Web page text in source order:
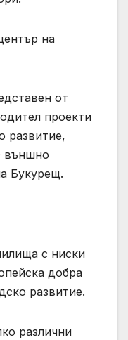
на
от
проекти
развитие,
външно
Букурещ.
с ниски
добра
развитие.
различни